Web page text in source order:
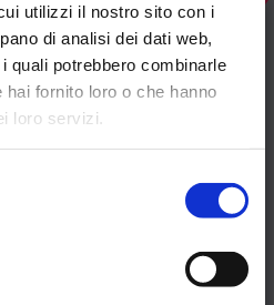
utilizzi il nostro sito con i
di analisi dei dati web,
quali potrebbero combinarle
fornito loro o che hanno
loro servizi.